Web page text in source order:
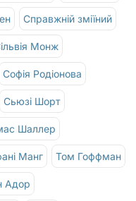
Справжній зміїний
Монж
Софія Родіонова
Сьюзі Шорт
Шаллер
Манг Том Гоффман
Адор